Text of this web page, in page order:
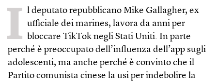
I l deputato repubblicano Mike Gallagher, ex
ufficiale dei marines, lavora da anni per
bloccare TikTok negli Stati Uniti. In parte
perché è preoccupato dell’influenza dell’app sugli
adolescenti, ma anche perché è convinto che il
Partito comunista cinese la usi per indebolire la